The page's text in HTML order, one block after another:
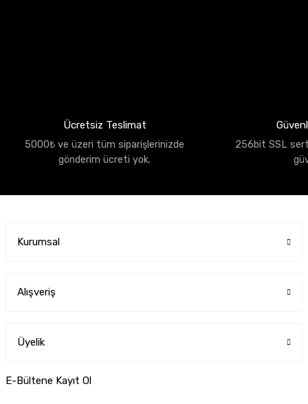
Ücretsiz Teslimat
5000₺ ve üzeri tüm siparişlerinizde
gönderim ücreti yok.
256bit SSL
Kurumsal
Alışveriş
Üyelik
E-Bültene Kayıt Ol